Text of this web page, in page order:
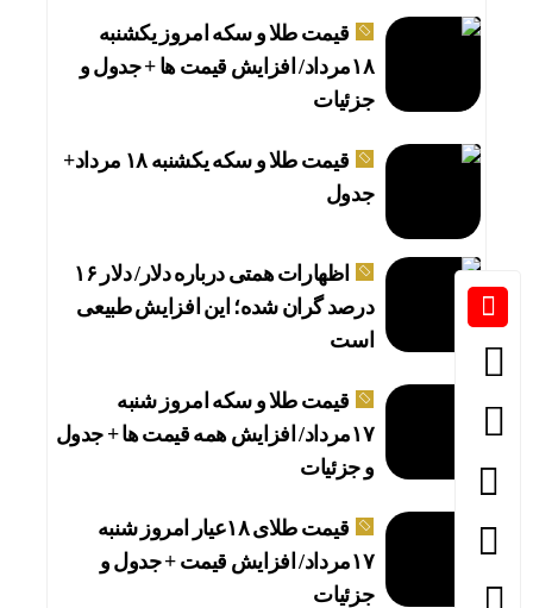
قیمت طلا و سکه امروز یکشنبه
۱۸مرداد/ افزایش قیمت ها + جدول و
جزئیات
قیمت طلا و سکه یکشنبه ۱۸ مرداد+
جدول
اظهارات همتی درباره دلار/ دلار ۱۶
درصد گران شده؛ این افزایش طبیعی
است
قیمت طلا و سکه امروز شنبه
۱۷مرداد/ افزایش همه قیمت ها + جدول
و جزئیات
قیمت طلای ۱۸عیار امروز شنبه
۱۷مرداد/ افزایش قیمت + جدول و
جزئیات